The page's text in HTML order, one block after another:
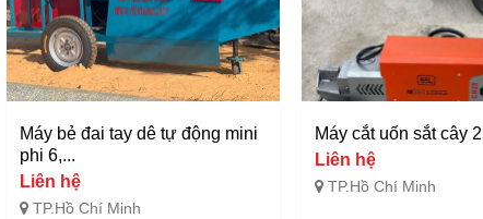
Máy bẻ đai tay dê tự động mini
phi 6,...
Liên hệ
TP.Hồ Chí Minh
Máy cắt uốn sắt cây
Liên hệ
TP.Hồ Chí Minh